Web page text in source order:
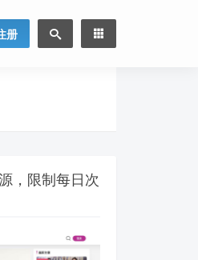
册
，限制每日次